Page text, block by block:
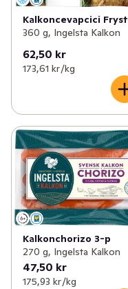
Kalkoncevapcici Fryst
360 g, Ingelsta Kalkon
62,50 kr
173,61 kr /kg
Kalkonchorizo 3-p
270 g, Ingelsta Kalkon
47,50 kr
175,93 kr /kg